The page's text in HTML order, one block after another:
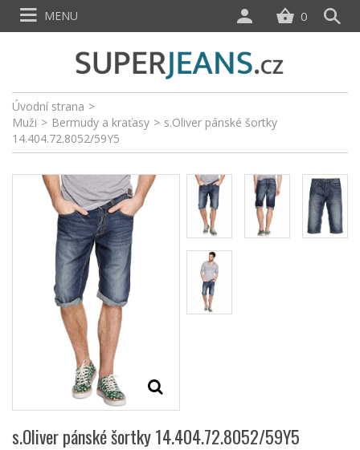
Úvodní strana >
Muži > Bermudy a kraťasy > s.Oliver pánské šortky
14.404.72.8052/59Y5
s.Oliver pánské šortky 14.404.72.8052/59Y5
0
MENU